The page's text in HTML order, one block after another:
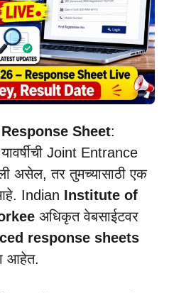
Sheet:
यावर्षीची Joint Entrance
असेल, तर तुमच्यासाठी एक
Indian Institute of
अधिकृत वेबसाईटवर
response sheets
आहेत.